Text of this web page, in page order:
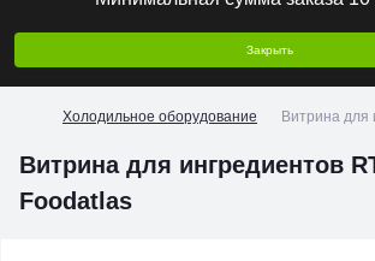
Закрыть
Холодильное оборудование Витрина для
Витрина для ингредиентов
Foodatlas